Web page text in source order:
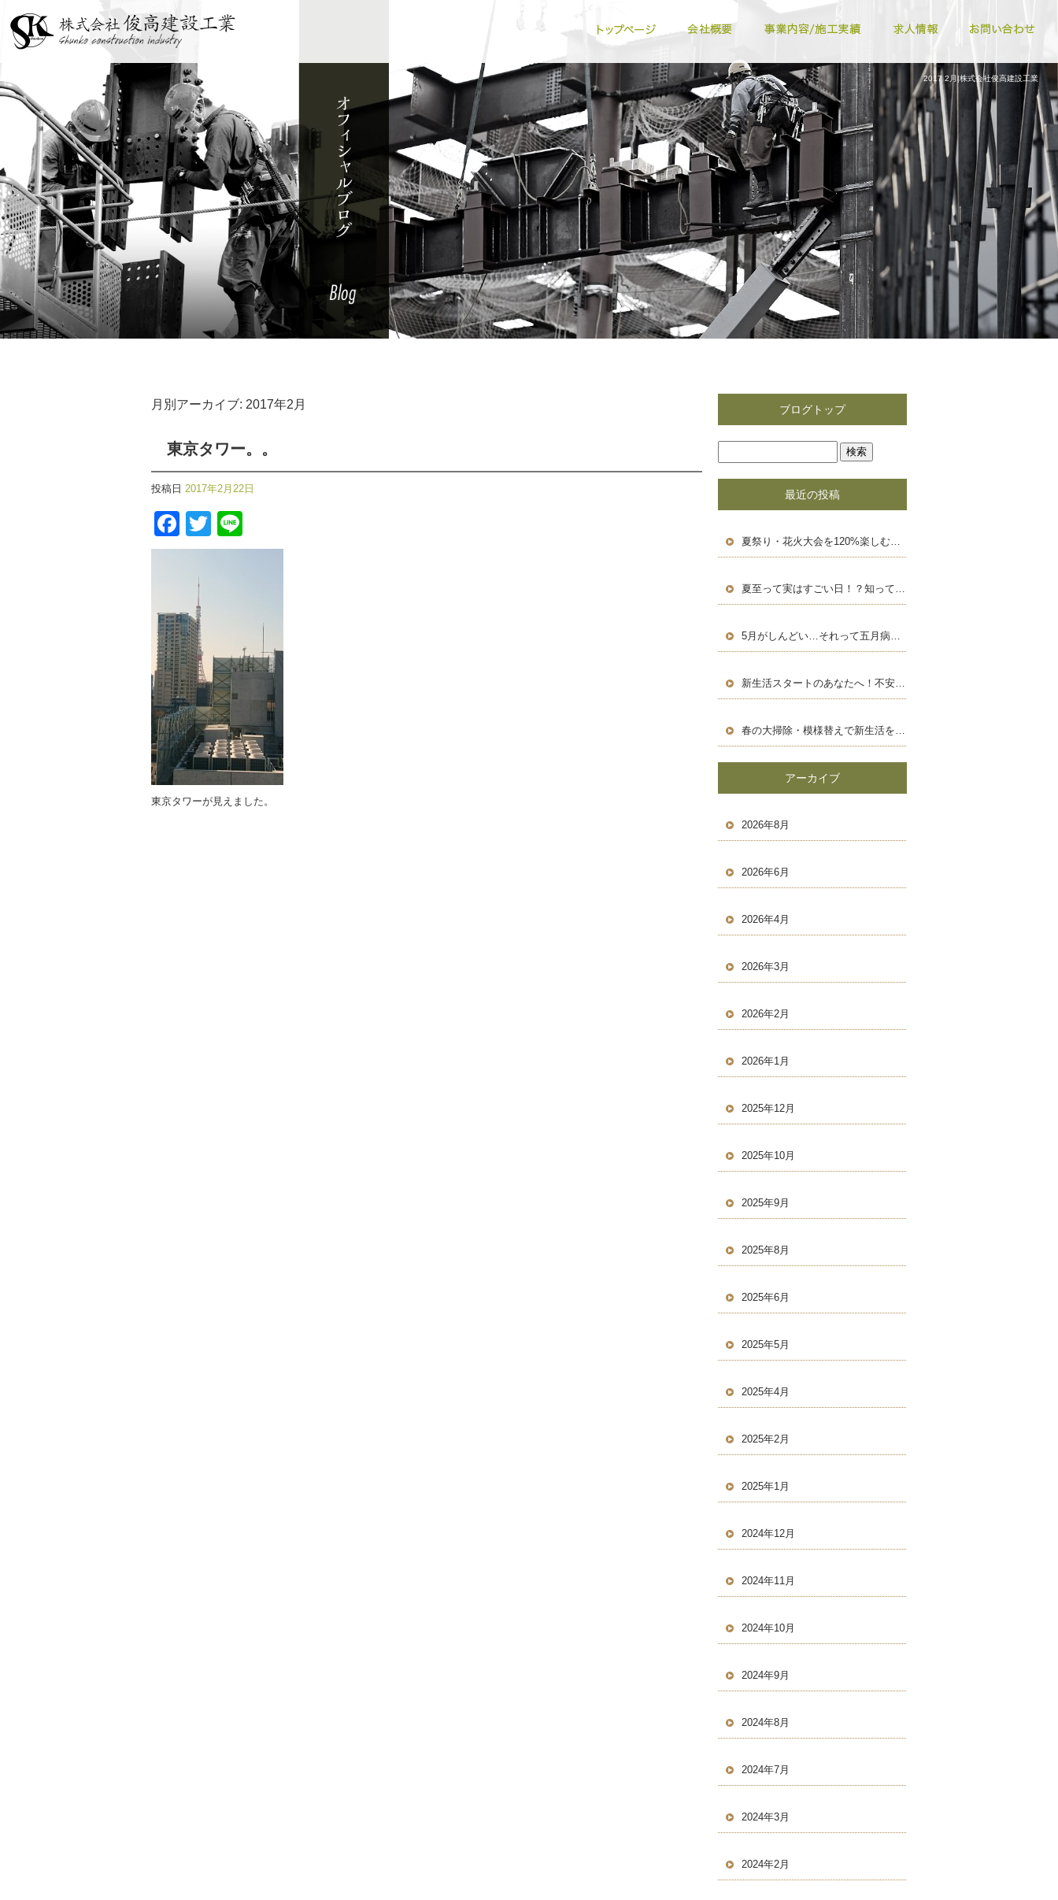
2017 2月|株式会社俊高建設工業
月別アーカイブ: 2017年2月
東京タワー。。
投稿日 2017年2月22日
Facebook
Twitter
東京タワーが見えました。
ブログトップ
最近の投稿
夏祭り・花火大会を120%楽しむための豆知識＆浴衣術！
夏至って実はすごい日！？知って得する豆知識と長い一日の楽しみ方
5月がしんどい…それって五月病かも？働く人のためのセルフケア術
新生活スタートのあなたへ！不安を自信に変える、新しい環境での過ごし方
春の大掃除・模様替えで新生活を気持ちよくスタートしよう！
アーカイブ
2026年8月
2026年6月
2026年4月
2026年3月
2026年2月
2026年1月
2025年12月
2025年10月
2025年9月
2025年8月
2025年6月
2025年5月
2025年4月
2025年2月
2025年1月
2024年12月
2024年11月
2024年10月
2024年9月
2024年8月
2024年7月
2024年3月
2024年2月